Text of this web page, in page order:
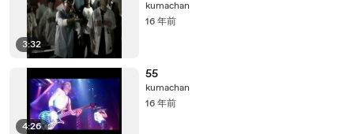
3:32
kumachan
16 年前
4:26
55
kumachan
16 年前